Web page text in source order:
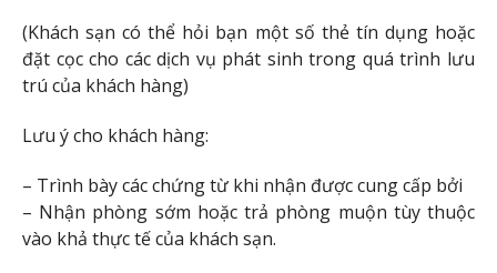
(Khách sạn có thể hỏi bạn một số thẻ tín dụng hoặc
đặt cọc cho các dịch vụ phát sinh trong quá trình lưu
trú của khách hàng)
Lưu ý cho khách hàng:
– Trình bày các chứng từ khi nhận được cung cấp bởi
– Nhận phòng sớm hoặc trả phòng muộn tùy thuộc
vào khả thực tế của khách sạn.